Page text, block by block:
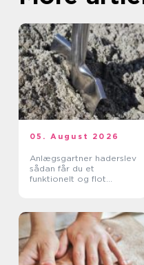
05. August 2026
Anlægsgartner haderslev
sådan får du et
funktionelt og flot